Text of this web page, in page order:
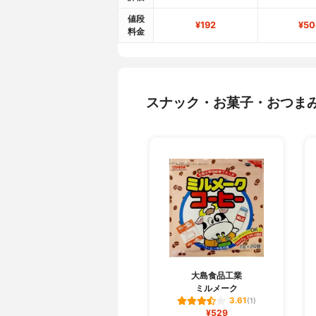
値段
料金
¥192
スナック・お菓子・おつま
大島食品工業
ミルメーク
3.61(1)
¥529